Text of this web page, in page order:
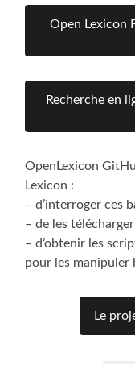
Open Lexicon
Recherche en
OpenLexicon
Lexicon :
– d’interroger ces
– de les télécharger
– d’obtenir les
pour les manipuler
Le